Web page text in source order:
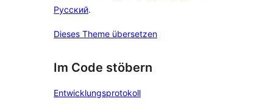
Русский.
Dieses Theme übersetzen
Im Code stöbern
Entwicklungsprotokoll